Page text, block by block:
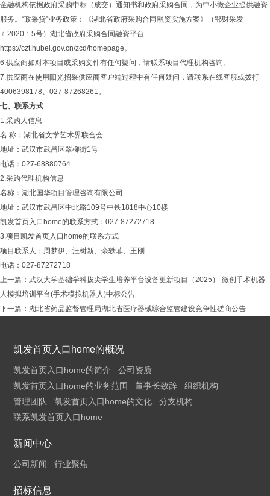
金融机构依据政府采购中标（成交）通知书和政府采购合同，为中小微企业提供融资
服务。“政采贷”业务政策：《湖北省政府采购合同融资实施方案》（鄂财采发
﹝2020﹞5号）湖北省政府采购合同融资平台
https://czt.hubei.gov.cn/zcd/homepage。
6.供应商如对本项目或采购文件有任何疑问，请联系项目代理机构咨询。
7.供应商在使用阳光招采供应商客户端过程中有任何疑问，请联系在线客服或拨打
4006398178、027-87268261。
七、联系方式
1.采购人信息
名 称：湖北省文学艺术界联合会
地址：武汉市武昌区翠柳街1号
电话：027-68880764
2.采购代理机构信息
名称：湖北国华项目管理咨询有限公司
地址：武汉市武昌区中北路109号中铁1818中心10楼
凯发首页入口home的联系方式：027-87272718
3.项目凯发首页入口home的联系方式
项目联系人：周梦伊、汪树新、余轶菲、王刚
电话：027-87272718
上一篇： 武汉大学基础学科拔尖学生培养平台设备更新项目（2025）-微创手术机器
人模拟培训平台(手术模拟机器人)中标公告
下一篇： 湖北省药品监督管理局湖北省医疗器械综合监管建设竞争性磋商公告
凯发首页入口home的概况
凯发首页入口home的简介
公司资质
凯发首页入口home的业务范围
董事长致辞
组织机构
管理团队
凯发首页入口home的文化
分支机构
联系凯发首页入口home
新闻中心
公司新闻 行业聚焦
招标信息